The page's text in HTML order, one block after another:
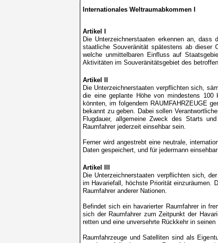
Internationales Weltraumabkommen I
Artikel I
Die Unterzeichnerstaaten erkennen an,
staatliche Souveränität spätestens ab dieser
welche unmittelbaren Einfluss auf
Aktivitäten im Souveränitätsgebiet des
Artikel II
Die Unterzeichnerstaaten verpflichten sich,
die eine geplante Höhe von mindestens 100
könnten, im folgendem RAUMFAHRZEUGE
bekannt zu geben. Dabei sollen
Flugdauer, allgemeine Zweck des Starts
Raumfahrer jederzeit einsehbar sein.
Ferner wird angestrebt eine neutrale,
Daten gespeichert, und für jedermann
Artikel III
Die Unterzeichnerstaaten verpflichten sich,
im Havariefall, höchste Priorität einzuräumen.
Raumfahrer anderer Nationen.
Befindet sich ein havarierter Raumfahrer in
sich der Raumfahrer zum Zeitpunkt der
retten und eine unversehrte Rückkehr in
Raumfahrzeuge und Satelliten sind als